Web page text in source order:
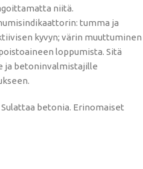
niitä.
tumma ja
kyvyn; värin muuttuminen
loppumista. Sitä
ja betoninvalmistajille
betonia. Erinomaiset